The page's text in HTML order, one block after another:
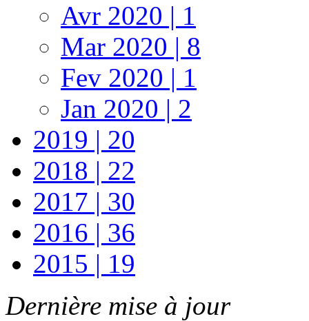
Avr 2020 | 1
Mar 2020 | 8
Fev 2020 | 1
Jan 2020 | 2
2019 | 20
2018 | 22
2017 | 30
2016 | 36
2015 | 19
Dernière mise à jour